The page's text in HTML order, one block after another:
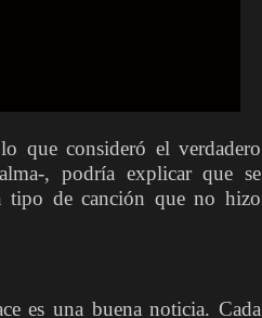
que consideró el verdadero
, podría explicar que se
tipo de canción que no hizo
es una buena noticia. Cada